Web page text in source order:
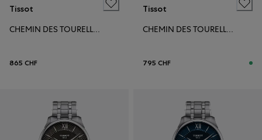
Tissot
CHEMIN DES TOURELLES POWERMATIC 80 42MM
865 CHF
Tissot
CHEMIN DES TOURELLES POWERMATIC 80 42MM
795 CHF